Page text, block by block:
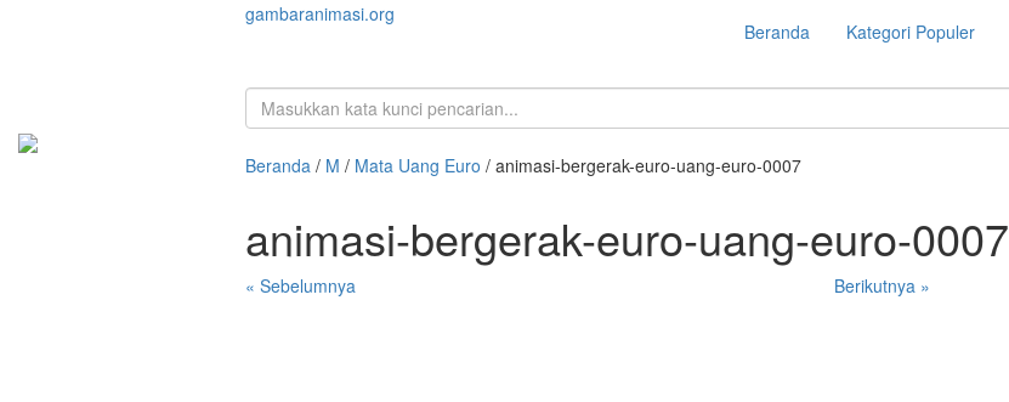
gambaranimasi.org
Beranda Kategori Populer
Beranda / M / Mata Uang Euro / animasi-bergerak-euro-uang-euro-0007
animasi-bergerak-euro-uang-euro-0007
« Sebelumnya Berikutnya »